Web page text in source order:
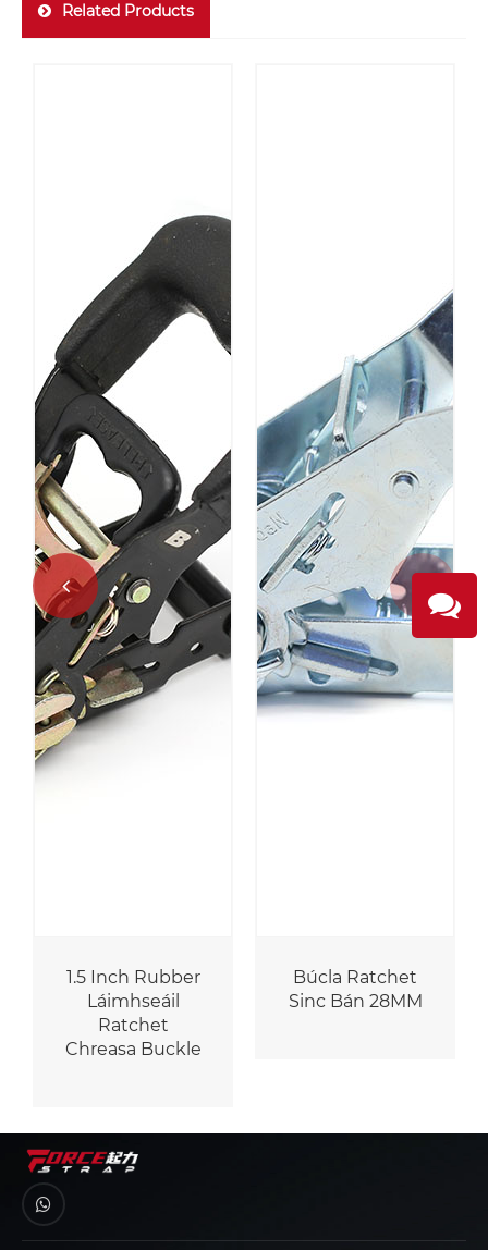
Related Products
1.5 Inch Rubber
Láimhseáil
Ratchet
Chreasa Buckle
Búcla Ratchet
Sinc Bán 28MM